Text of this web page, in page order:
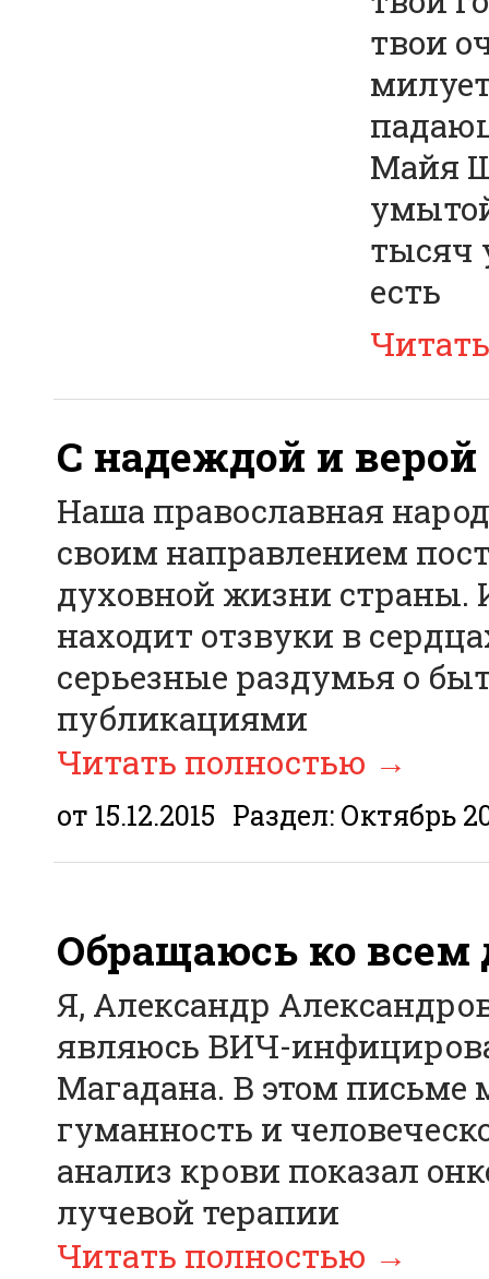
твои
Майя
тысяч
есть
С надеждой и верой
Наша православная
своим направлением
духовной жизни страны.
находит отзвуки в
серьезные раздумья о
публикациями
Читать полностью →
от 15.12.2015 Раздел: Октябрь
Обращаюсь ко
Я, Александр
являюсь ВИЧ-
Магадана. В этом письме
гуманность и
анализ крови показал
лучевой терапии
Читать полностью →